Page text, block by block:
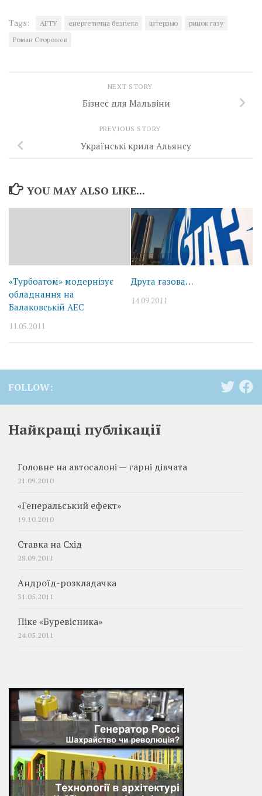
Tags: АГТУ енергетична безпека інтервью
ринок газу
Роман Сторожев
NEXT STORY
Бізнес для Мальвіни
PREVIOUS STORY
Українські крила Альянсу
YOU MAY ALSO LIKE...
«Турбоатом» модернізує
обладнання на
Балаковській АЕС
11.05.2011
Друга газова…
14.09.2011
FOLLOW:
Найкращі публікації
Головне на автосалоні — гарні дівчата
21.09.2010
«Генеральський ефект»
19.10.2010
Ставка на Схід
28.09.2011
Андроїд-розкладачка
31.05.2011
Піке «Буревісника»
24.05.2011